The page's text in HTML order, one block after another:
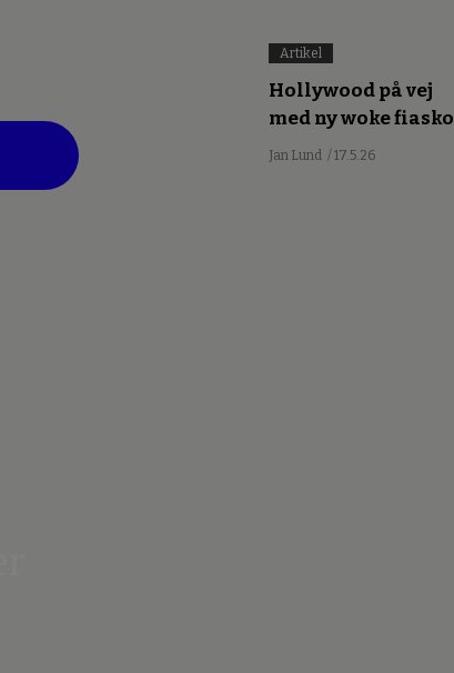
Artikel
Hollywood på vej
med ny woke fiasko
Jan Lund / 17.5.26